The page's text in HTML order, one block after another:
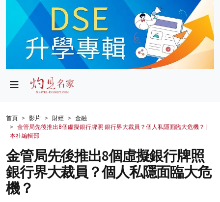
政局
財經
生活
健康
商業
科技
首頁 影片 財經
金融
金管局先後推出8個虛擬銀行牌照 銀行界大裁員？個人私隱面臨大危機？ |
本社編輯部
金管局先後推出8個虛擬銀行牌照
銀行界大裁員？個人私隱面臨大危
機？